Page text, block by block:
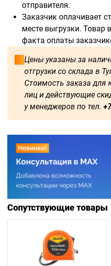
отправителя.
Заказчик оплачивает
месте выгрузки. Товар
факта оплаты
Цены указаны за
отгрузки со склада в
Стоимость заказа для
лиц и действующие
у менеджеров по тел.
Сопутствующие товары